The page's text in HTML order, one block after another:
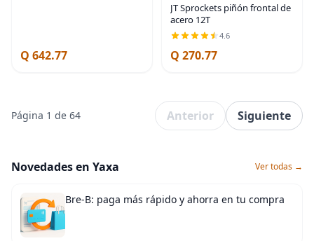
Q 642.77
JT Sprockets piñón frontal de
acero 12T
4.6
Q 270.77
Página 1 de 64 Anterior Siguiente
Novedades en Yaxa Ver todas →
Bre-B: paga más rápido y ahorra en tu compra